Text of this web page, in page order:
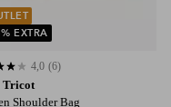
Tricot
Shoulder Bag
på 6 karaktergivninger
4,0 (6)
EXTRA